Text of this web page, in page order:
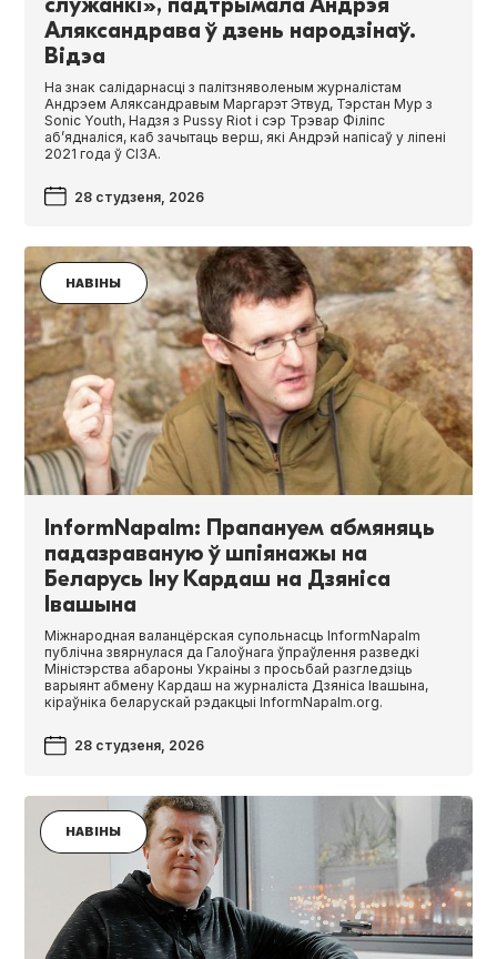
Аляксандрава ў дзень народзінаў.
Відэа
На знак салідарнасці з палітзняволеным журналістам
Андрэем Аляксандравым Маргарэт Этвуд, Тэрстан Мур з
Son­ic Youth, Надзя з Pussy Riot і сэр Трэвар Філіпс
аб’ядналіся, каб зачытаць верш, які Андрэй напісаў у ліпені
2021 года ў СІЗА.
28 студзеня, 2026
НАВІНЫ
InformNapalm: Прапануем абмяняць
падазраваную ў шпіянажы на
Беларусь Іну Кардаш на Дзяніса
Івашына
Міжнародная валанцёрская супольнасць Inform­Na­palm
публічна звярнулася да Галоўнага ўпраўлення разведкі
Міністэрства абароны Украіны з просьбай разгледзіць
варыянт абмену Кардаш на журналіста Дзяніса Івашына,
кіраўніка беларускай рэдакцыі InformNapalm.org.
28 студзеня, 2026
НАВІНЫ